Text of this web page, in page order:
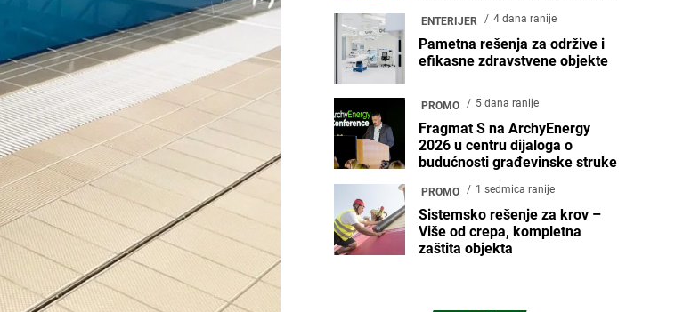
ENTERIJER 4 dana ranije
Pametna rešenja za održive i
efikasne zdravstvene objekte
PROMO 5 dana ranije
Fragmat S na ArchyEnergy
2026 u centru dijaloga o
budućnosti građevinske struke
PROMO 1 sedmica ranije
Sistemsko rešenje za krov –
Više od crepa, kompletna
zaštita objekta